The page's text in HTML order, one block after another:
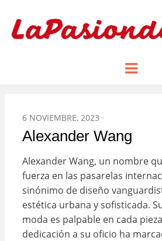
LA
pasión
Menu
POSTED
ON
6 NOVIEMBRE, 2023
Alexander Wang
Alexander Wang, un nombre
fuerza en las pasarelas
sinónimo de diseño
estética urbana y sofisticada.
moda es palpable en cada
dedicación a su oficio ha